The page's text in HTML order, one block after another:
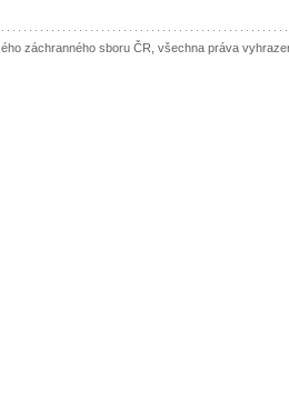
záchranného sboru ČR, všechna práva